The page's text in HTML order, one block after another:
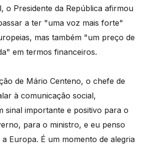
o Presidente da República afirmou
a ter "uma voz mais forte"
mas também "um preço de
em termos financeiros.
de Mário Centeno, o chefe de
à comunicação social,
sinal importante e positivo para o
para o ministro, e eu penso
Europa. É um momento de alegria